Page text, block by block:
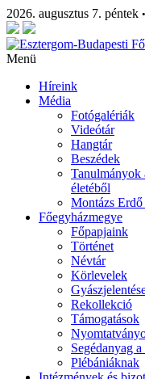
2026. augusztus 7. péntek •
Menü
Híreink
Média
Fotógalériák
Videótár
Hangtár
Beszédek
Tanulmányok
életéből
Montázs Erdő
Főegyházmegye
Főpapjaink
Történet
Névtár
Körlevelek
Rekollekció
Támogatások
Segédanyag
Plébániáknak